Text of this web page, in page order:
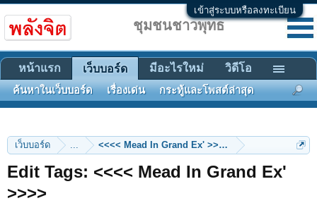
เข้าสู่ระบบหรือลงทะเบียน
เว็บบอร์ด ... <<<< Mead In Grand Ex' >>>>
Edit Tags: <<<< Mead In Grand Ex'
>>>>
ชุมชนชาวพุทธ
หน้าแรก เว็บบอร์ด
ค้นหาในเว็บบอร์ด เรื่องเด่น กระทู้และโพสต์ล่าสุด
มีอะไรใหม่ วิดีโอ